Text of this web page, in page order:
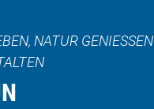
NATUR GENIESSEN